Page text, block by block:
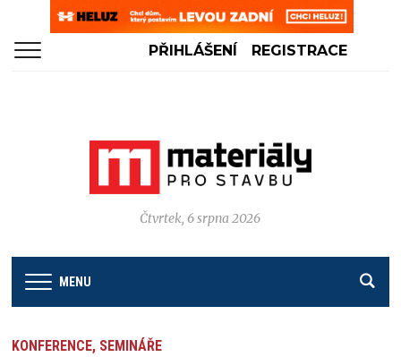
PŘIHLÁŠENÍ REGISTRACE
Čtvrtek, 6 srpna 2026
MENU
KONFERENCE, SEMINÁŘE